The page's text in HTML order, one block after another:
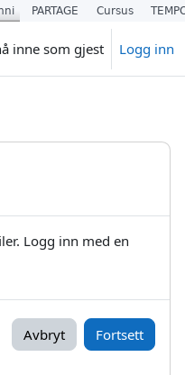
inne som gjest Logg inn
Logg inn med en
Avbryt Fortsett
PARTAGE Cursus